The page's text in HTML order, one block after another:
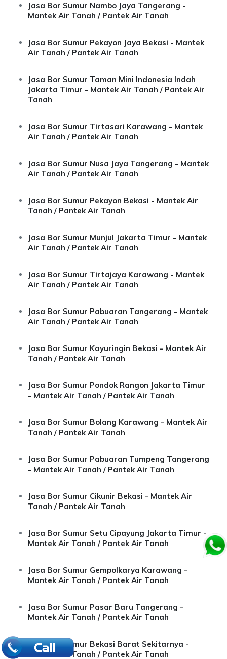
Jasa Bor Sumur Nambo Jaya Tangerang -
Mantek Air Tanah / Pantek Air Tanah
Jasa Bor Sumur Pekayon Jaya Bekasi - Mantek
Air Tanah / Pantek Air Tanah
Jasa Bor Sumur Taman Mini Indonesia Indah
Jakarta Timur - Mantek Air Tanah / Pantek Air
Tanah
Jasa Bor Sumur Tirtasari Karawang - Mantek
Air Tanah / Pantek Air Tanah
Jasa Bor Sumur Nusa Jaya Tangerang - Mantek
Air Tanah / Pantek Air Tanah
Jasa Bor Sumur Pekayon Bekasi - Mantek Air
Tanah / Pantek Air Tanah
Jasa Bor Sumur Munjul Jakarta Timur - Mantek
Air Tanah / Pantek Air Tanah
Jasa Bor Sumur Tirtajaya Karawang - Mantek
Air Tanah / Pantek Air Tanah
Jasa Bor Sumur Pabuaran Tangerang - Mantek
Air Tanah / Pantek Air Tanah
Jasa Bor Sumur Kayuringin Bekasi - Mantek Air
Tanah / Pantek Air Tanah
Jasa Bor Sumur Pondok Rangon Jakarta Timur
- Mantek Air Tanah / Pantek Air Tanah
Jasa Bor Sumur Bolang Karawang - Mantek Air
Tanah / Pantek Air Tanah
Jasa Bor Sumur Pabuaran Tumpeng Tangerang
- Mantek Air Tanah / Pantek Air Tanah
Jasa Bor Sumur Cikunir Bekasi - Mantek Air
Tanah / Pantek Air Tanah
Jasa Bor Sumur Setu Cipayung Jakarta Timur -
Mantek Air Tanah / Pantek Air Tanah
Jasa Bor Sumur Gempolkarya Karawang -
Mantek Air Tanah / Pantek Air Tanah
Jasa Bor Sumur Pasar Baru Tangerang -
Mantek Air Tanah / Pantek Air Tanah
Jasa Bor Sumur Bekasi Barat Sekitarnya -
Mantek Air Tanah / Pantek Air Tanah
.